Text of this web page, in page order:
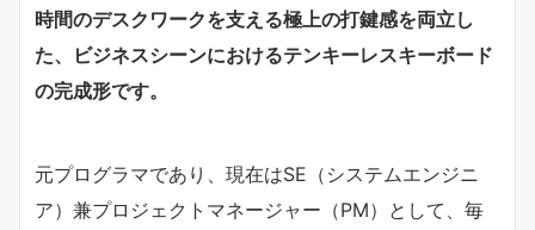
時間のデスクワークを支える極上の打鍵感を両立し
た、ビジネスシーンにおけるテンキーレスキーボード
の完成形です。
元プログラマであり、現在はSE（システムエンジニ
ア）兼プロジェクトマネージャー（PM）として、毎